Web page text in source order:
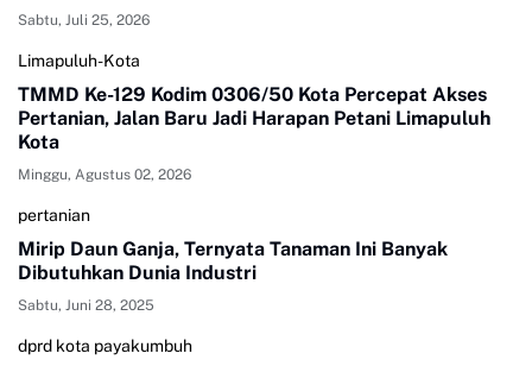
Sabtu, Juli 25, 2026
Limapuluh-Kota
TMMD Ke-129 Kodim 0306/50 Kota Percepat Akses
Pertanian, Jalan Baru Jadi Harapan Petani Limapuluh
Kota
Minggu, Agustus 02, 2026
pertanian
Mirip Daun Ganja, Ternyata Tanaman Ini Banyak
Dibutuhkan Dunia Industri
Sabtu, Juni 28, 2025
dprd kota payakumbuh